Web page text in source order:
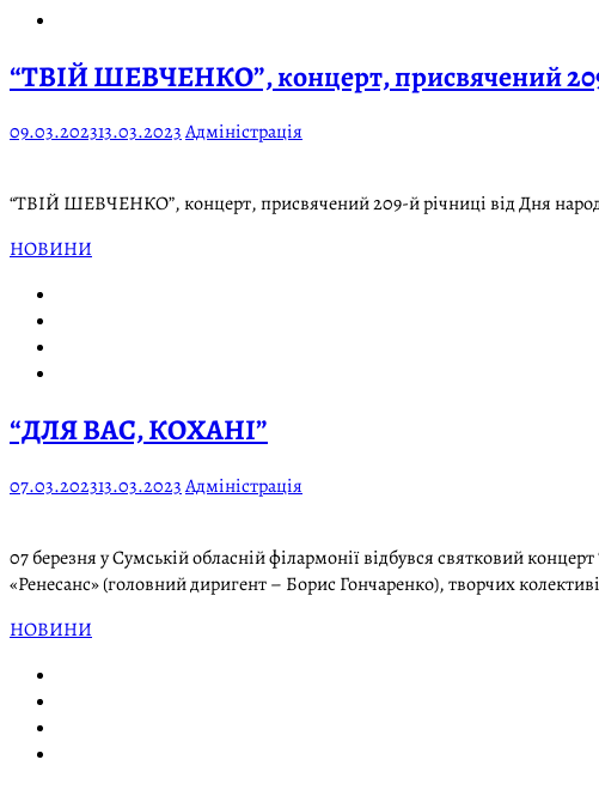
“ТВІЙ ШЕВЧЕНКО”, концерт, присвячений
09.03.202313.03.2023Адміністрація
“ТВІЙ ШЕВЧЕНКО”, концерт, присвячений 209-й річниці від Дня
НОВИНИ
“ДЛЯ ВАС, КОХАНІ”
07.03.202313.03.2023Адміністрація
07 березня у Сумській обласній філармонії відбувся святковий
«Ренесанс» (головний диригент – Борис Гончаренко), творчих
НОВИНИ